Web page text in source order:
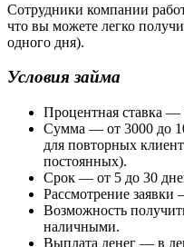
Сотрудники компании
что вы можете легко
одного дня).
Условия займа
Процентная ставка —
Сумма — от 3000 до
для повторных
постоянных).
Срок — от 5 до 30
Рассмотрение
Возможность
наличными.
Выплата денег — в